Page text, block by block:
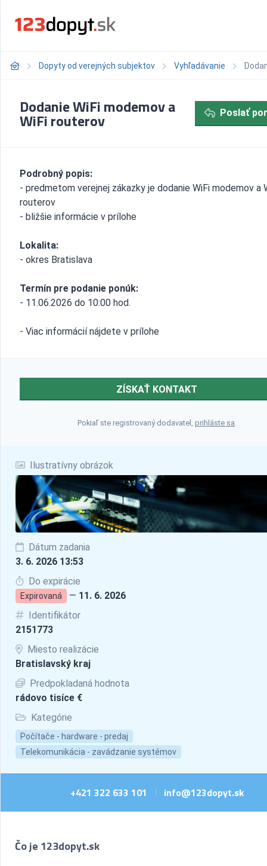
Dopyty od verejných subjektov Vyhľadávanie
Ilustratívny obrázok
Dátum zadania
3. 6. 2026 13:53
Do expirácie
Expirovaná — 11. 6. 2026
Identifikátor
2151773
Miesto realizácie
Bratislavský kraj
Predpokladaná hodnota
rádovo tisíce €
Kategórie
Počítače - hardware - predaj
Telekomunikácia - zavádzanie systémov
Dodanie WiFi modemov a
WiFi routerov Poslať
Podrobný popis:
- predmetom verejnej zákazky je dodanie WiFi modemov a
routerov
- bližšie informácie v prílohe
Lokalita:
- okres Bratislava
Termín pre podanie ponúk:
- 11.06.2026 do 10:00 hod.
- Viac informácií nájdete v prílohe
ZÍSKAŤ KONTAKT
Pokiaľ ste registrovaný dodavatel, prihláste sa.
+421 322 633 101 | info@123dopyt.sk
Čo je 123dopyt.sk